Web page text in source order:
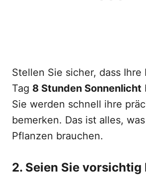
Stellen Sie sicher, dass Ihre
Tag 8 Stunden Sonnenlicht
Sie werden schnell ihre
bemerken. Das ist alles,
Pflanzen brauchen.
2. Seien Sie vorsichtig